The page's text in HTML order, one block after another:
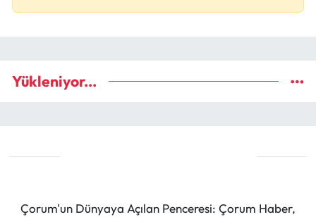
Yükleniyor...
Çorum'un Dünyaya Açılan Penceresi: Çorum Haber,